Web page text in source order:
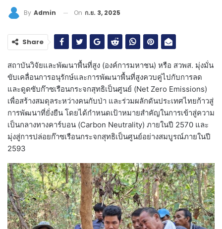
By Admin On ก.ย. 3, 2025
Share
สถาบันวิจัยและพัฒนาพื้นที่สูง (องค์การมหาชน) หรือ สวพส. มุ่งมั่น
ขับเคลื่อนการอนุรักษ์และการพัฒนาพื้นที่สูงควบคู่ไปกับการลด
และดูดซับก๊าซเรือนกระจกสุทธิเป็นศูนย์ (Net Zero Emissions)
เพื่อสร้างสมดุลระหว่างคนกับป่า และร่วมผลักดันประเทศไทยก้าวสู่
การพัฒนาที่ยั่งยืน โดยได้กำหนดเป้าหมายสำคัญในการเข้าสู่ความ
เป็นกลางทางคาร์บอน (Carbon Neutrality) ภายในปี 2570 และ
มุ่งสู่การปล่อยก๊าซเรือนกระจกสุทธิเป็นศูนย์อย่างสมบูรณ์ภายในปี
2593